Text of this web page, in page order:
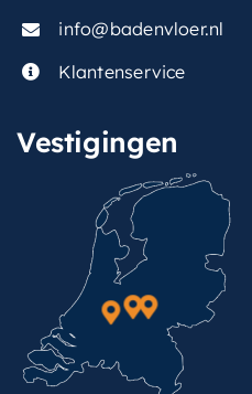
info@badenvloer.nl
Klantenservice
Vestigingen